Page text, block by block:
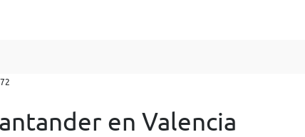
en Valencia